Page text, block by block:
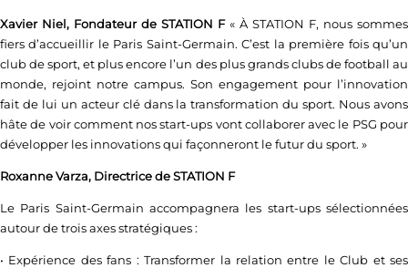
Xavier Niel, Fondateur de STATION F« À STATION F, nous sommes
fiers d’accueillir le Paris Saint-Germain. C’est la première fois qu’un
club de sport, et plus encore l’un des plus grands clubs de football au
monde, rejoint notre campus. Son engagement pour l’innovation
fait de lui un acteur clé dans la transformation du sport. Nous avons
hâte de voir comment nos start-ups vont collaborer avec le PSG pour
développer les innovations qui façonneront le futur du sport. »
Roxanne Varza, Directrice de STATION F
Le Paris Saint-Germain accompagnera les start-ups sélectionnées
autour de trois axes stratégiques :
• Expérience des fans : Transformer la relation entre le Club et ses